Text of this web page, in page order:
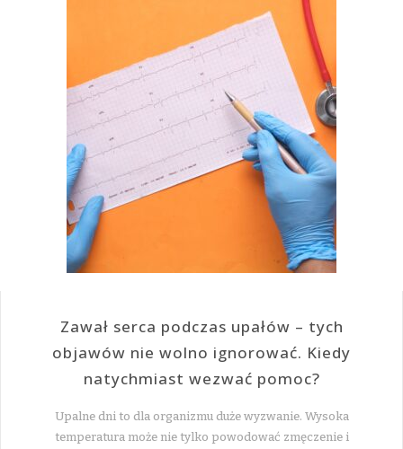
Zawał serca podczas upałów – tych
objawów nie wolno ignorować. Kiedy
natychmiast wezwać pomoc?
Upalne dni to dla organizmu duże wyzwanie. Wysoka
temperatura może nie tylko powodować zmęczenie i